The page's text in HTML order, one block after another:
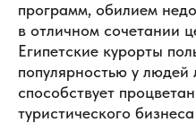
программ, обилием
в отличном сочетании
Египетские курорты
популярностью у людей
способствует
туристического